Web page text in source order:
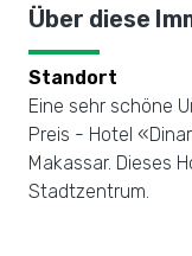
Über diese
Standort
Eine sehr schöne
Preis - Hotel
Makassar. Dieses
Stadtzentrum.